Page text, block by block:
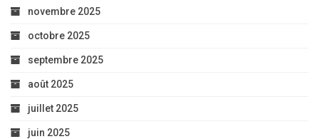
novembre 2025
octobre 2025
septembre 2025
août 2025
juillet 2025
juin 2025